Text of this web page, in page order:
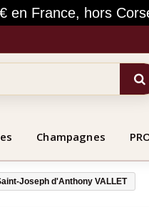
en France, hors
Champagnes
Joseph d'Anthony VALLET